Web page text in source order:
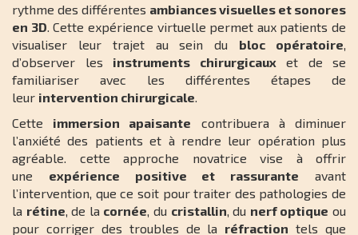
rythme des différentes ambiances visuelles et sonores
en 3D . Cette expérience virtuelle permet aux patients de
visualiser leur trajet au sein du bloc opératoire
d’observer les instruments chirurgicauxet de se
familiariser avec les différentes étapes de
leur intervention chirurgicale
Cette immersion apaisante contribuera à diminuer
l’anxiété des patients et à rendre leur opération plus
agréable. cette approche novatrice vise à offrir
une expérience positive et rassurante avant
l’intervention, que ce soit pour traiter des pathologies de
la rétine , de la cornée , du cristallin , du nerf optique ou
pour corriger des troubles de la réfraction tels que